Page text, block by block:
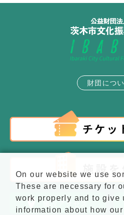
財団につ
施設アクセス
On our website we use
These are necessary for
work properly and to give
information about how